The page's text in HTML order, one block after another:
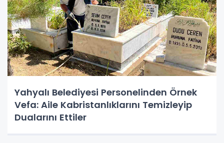
Yahyalı Belediyesi Personelinden Örnek
Vefa: Aile Kabristanlıklarını Temizleyip
Dualarını Ettiler